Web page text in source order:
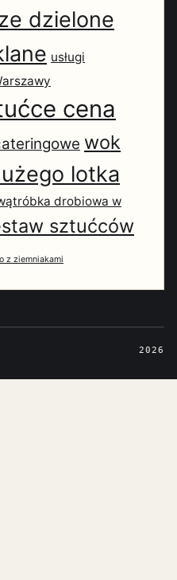
dzielone
usługi
cena
wok
lotka
drobiowa w
sztućców
z ziemniakami
2026